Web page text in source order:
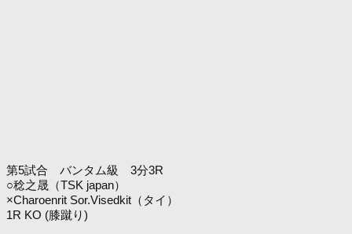
第5試合 バンタム級 3分3R
○稔之晟（TSK japan）
×Charoenrit Sor.Visedkit（タイ）
1R KO (膝蹴り)